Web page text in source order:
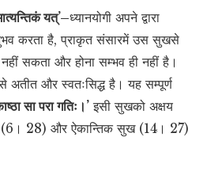
यत्’–ध्यानयोगी अपने द्वारा
करता है, प्राकृत संसारमें उस सुखसे
सकता और होना सम्भव ही नहीं है।
अतीत और स्वतःसिद्ध है। यह सम्पूर्ण
सा परा गतिः।’ इसी सुखको अक्षय
28) और ऐकान्तिक सुख (14। 27)